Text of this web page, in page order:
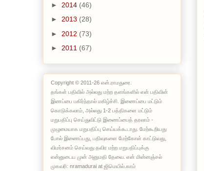
► 2014 (46)
► 2013 (28)
► 2012 (73)
► 2011 (67)
Copyright © 2011-26 என்.ராமதுரை.
தங்கள் பதிவில் அல்லது மற்ற தளங்களில் என் பதிவின்
இணப்பை பகிர்ந்தால் மகிழ்ச்சி. இணைப்பை மட்டும்
கொடுக்கலாம், அல்லது 1-2 பத்திகளை மட்டும்
மறுபதிப்பு செய்துவிட்டு இணைப்பைத் தரலாம் -
முழுமையாக மறுபதிப்பு செய்யக்கூடாது. மேற்கூறியது
போல் இணைப்பது, பதிவுகளை மேற்கோள் காட்டுவது,
விமர்சனம் செய்வது தவிர மற்ற மறுபதிப்புக்கு
என்னுடைய முன் அனுமதி தேவை. என் மின்னஞ்சல்
முகவரி: nramadurai at ஜிமெயில்.காம்